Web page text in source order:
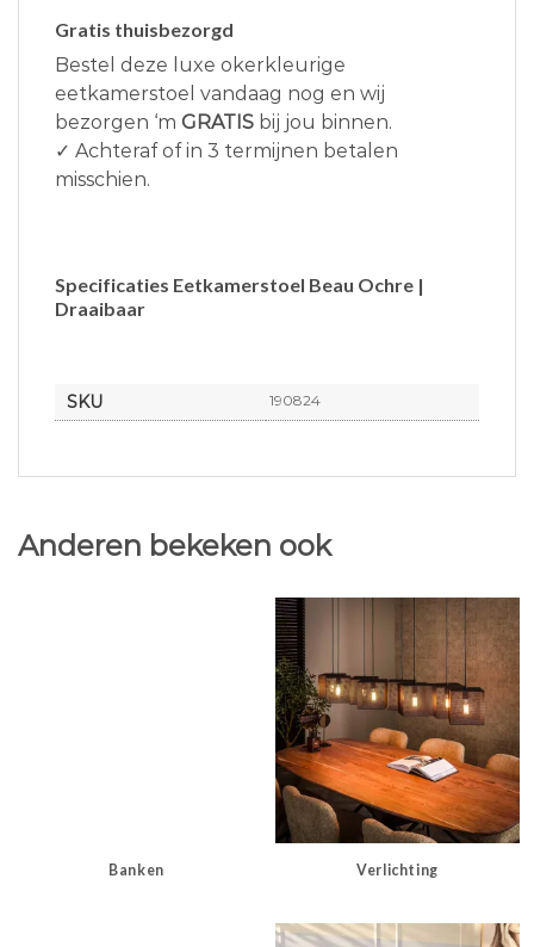
Gratis thuisbezorgd
Bestel deze luxe okerkleurige
eetkamerstoel vandaag nog en wij
bezorgen ‘m GRATIS bij jou binnen.
✓ Achteraf of in 3 termijnen betalen
misschien.
Specificaties Eetkamerstoel Beau Ochre |
Draaibaar
SKU 190824
Anderen bekeken ook
Banken Verlichting